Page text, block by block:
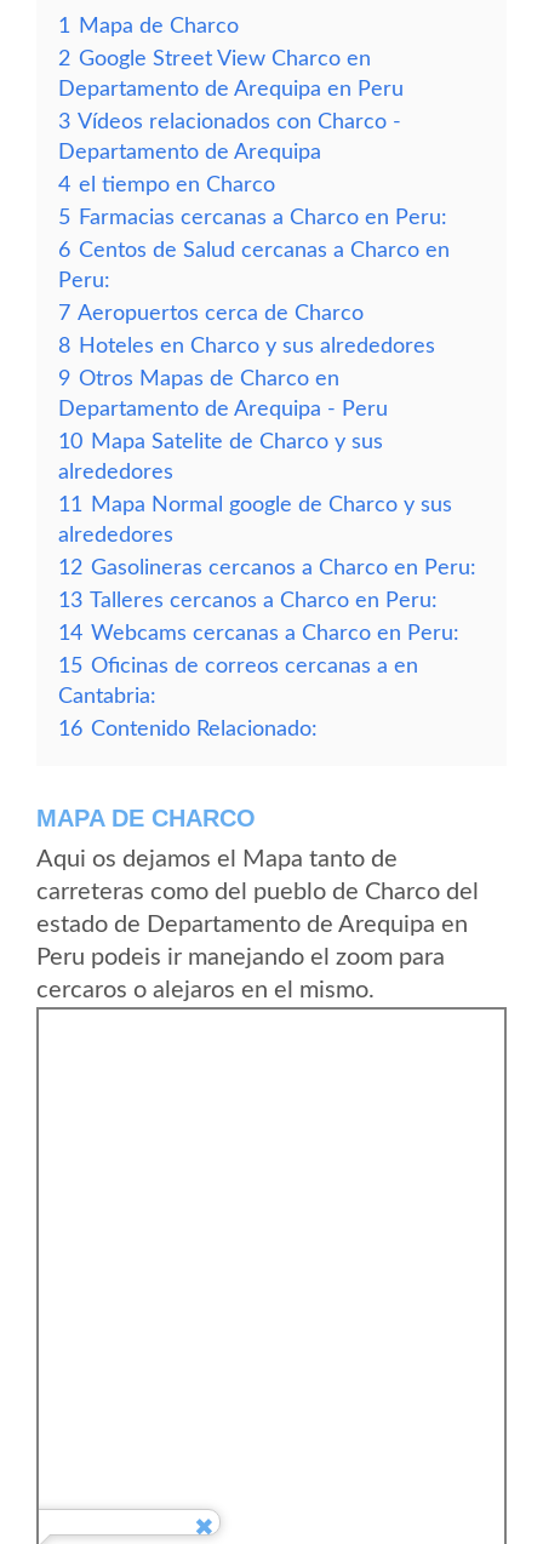
1
Mapa de Charco
2 Google Street View Charco en
Departamento de Arequipa en Peru
3 Vídeos relacionados con Charco -
Departamento de Arequipa
4 el tiempo en Charco
5 Farmacias cercanas a Charco en Peru:
6 Centos de Salud cercanas a Charco en
Peru:
7 Aeropuertos cerca de Charco
8 Hoteles en Charco y sus alrededores
9 Otros Mapas de Charco en
Departamento de Arequipa - Peru
10 Mapa Satelite de Charco y sus
alrededores
11
Mapa Normal google de Charco y sus
alrededores
12 Gasolineras cercanos a Charco en Peru:
13 Talleres cercanos a Charco en Peru:
14 Webcams cercanas a Charco en Peru:
15 Oficinas de correos cercanas a en
Cantabria:
16 Contenido Relacionado:
MAPA DE CHARCO
Aqui os dejamos el Mapa tanto de
carreteras como del pueblo de Charco del
estado de Departamento de Arequipa en
Peru podeis ir manejando el zoom para
cercaros o alejaros en el mismo.